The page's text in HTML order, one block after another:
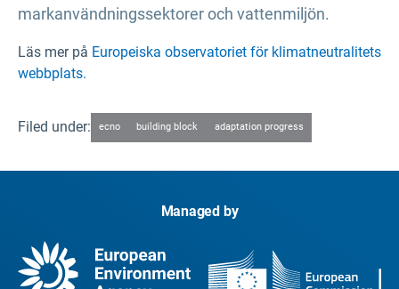
markanvändningssektorer och vattenmiljön.
Läs mer på Europeiska observatoriet för klimatneutralitets
webbplats.
Filed under: ecno building block adaptation progress
Managed by